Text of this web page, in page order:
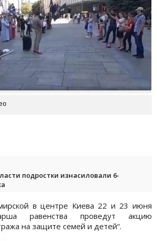
подростки изнасиловали 6-
в ​​центре Киева 22 и 23 июня
равенства проведут акцию
на защите семей и детей“.